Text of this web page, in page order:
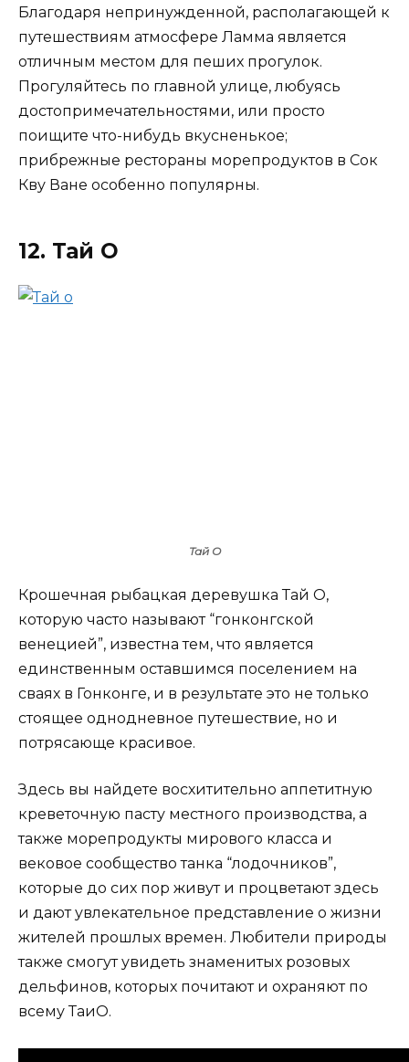
Благодаря непринужденной, располагающей к
путешествиям атмосфере Ламма является
отличным местом для пеших прогулок.
Прогуляйтесь по главной улице, любуясь
достопримечательностями, или просто
поищите что-нибудь вкусненькое;
прибрежные рестораны морепродуктов в Сок
Кву Ване особенно популярны.
12. Тай О
Тай О
Крошечная рыбацкая деревушка Тай О,
которую часто называют “гонконгской
венецией”, известна тем, что является
единственным оставшимся поселением на
сваях в Гонконге, и в результате это не только
стоящее однодневное путешествие, но и
потрясающе красивое.
Здесь вы найдете восхитительно аппетитную
креветочную пасту местного производства, а
также морепродукты мирового класса и
вековое сообщество танка “лодочников”,
которые до сих пор живут и процветают здесь
и дают увлекательное представление о жизни
жителей прошлых времен. Любители природы
также смогут увидеть знаменитых розовых
дельфинов, которых почитают и охраняют по
всему ТаиО.